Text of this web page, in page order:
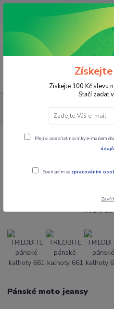
OPAVA 733537099/HLUČÍN
734541648/OLOMOUC 734593593
PRO JEZDCE KALHOTY
pánské kalhoty 661 PARADO
TRILOBITE pánské
Pánské moto jeansy
Získejte 100 Kč slevu
Stačí zadat
Přeji si odebírat novinky e-mailem
údajů
Souhlasím se zpracováním
Zavřít